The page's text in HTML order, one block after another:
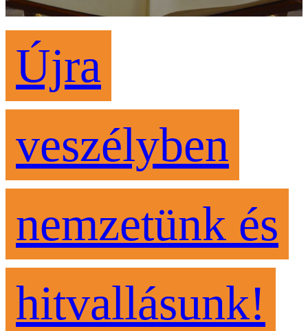
Újra
veszélyben
nemzetünk és
hitvallásunk!